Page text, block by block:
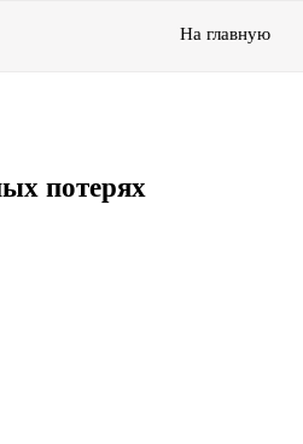
На главную
потерях